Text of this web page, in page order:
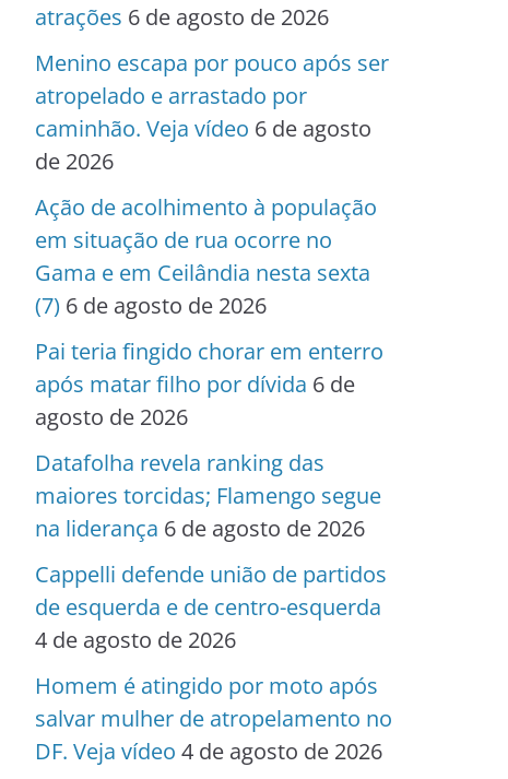
atrações 6 de agosto de 2026
Menino escapa por pouco após ser
atropelado e arrastado por
caminhão. Veja vídeo 6 de agosto
de 2026
Ação de acolhimento à população
em situação de rua ocorre no
Gama e em Ceilândia nesta sexta
(7) 6 de agosto de 2026
Pai teria fingido chorar em enterro
após matar filho por dívida 6 de
agosto de 2026
Datafolha revela ranking das
maiores torcidas; Flamengo segue
na liderança 6 de agosto de 2026
Cappelli defende união de partidos
de esquerda e de centro-esquerda
4 de agosto de 2026
Homem é atingido por moto após
salvar mulher de atropelamento no
DF. Veja vídeo 4 de agosto de 2026